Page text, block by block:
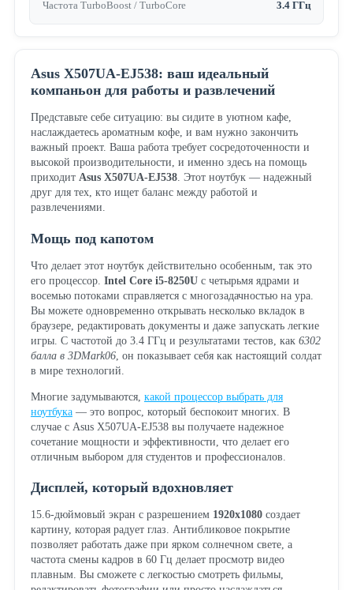
Частота TurboBoost / TurboCore
3.4 ГГц
Asus X507UA-EJ538: ваш идеальный
компаньон для работы и развлечений
Представьте себе ситуацию: вы сидите в уютном кафе,
наслаждаетесь ароматным кофе, и вам нужно закончить
важный проект. Ваша работа требует сосредоточенности и
высокой производительности, и именно здесь на помощь
приходит Asus X507UA-EJ538. Этот ноутбук — надежный
друг для тех, кто ищет баланс между работой и
развлечениями.
Мощь под капотом
Что делает этот ноутбук действительно особенным, так это
его процессор. Intel Core i5-8250Uс четырьмя ядрами и
восемью потоками справляется с многозадачностью на ура.
Вы можете одновременно открывать несколько вкладок в
браузере, редактировать документы и даже запускать легкие
игры. С частотой до 3.4 ГГц и результатами тестов, как 6302
балла в 3DMark06, он показывает себя как настоящий солдат
в мире технологий.
Многие задумываются, какой процессор выбрать для
ноутбука— это вопрос, который беспокоит многих. В
случае с Asus X507UA-EJ538 вы получаете надежное
сочетание мощности и эффективности, что делает его
отличным выбором для студентов и профессионалов.
Дисплей, который вдохновляет
15.6-дюймовый экран с разрешением 1920x1080создает
картину, которая радует глаз. Антибликовое покрытие
позволяет работать даже при ярком солнечном свете, а
частота смены кадров в 60 Гц делает просмотр видео
плавным. Вы сможете с легкостью смотреть фильмы,